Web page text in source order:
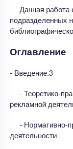
Данная работа
подразделенных
Оглавление
- Введение.3
- Теоретико-
рекламной
- Нормативно-
деятельности